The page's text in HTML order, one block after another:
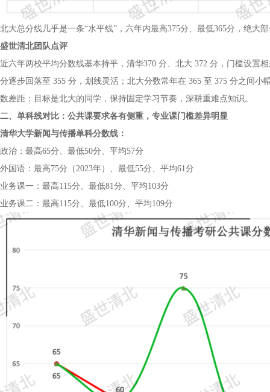
北大总分线几乎是一条“水平线”，六年内最高375分、最低365分，绝大
盛世清北团队点评
近六年两校平均分数线基本持平，清华370 分、北大 372 分，门槛设置
分逐步回落至 355 分，划线灵活；北大分数常年在 365 至 375 分之间
数差距；目标是北大的同学，保持固定学习节奏，深耕重难点知识。
二、单科线对比：公共课要求各有侧重，专业课门槛差异明显
清华大学新闻与传播单科分数线：
政治：最高65分、最低50分、平均57分
外国语：最高75分（2023年）、最低55分、平均61分
业务课一：最高115分、最低81分、平均103分
业务课二：最高115分、最低100分、平均109分